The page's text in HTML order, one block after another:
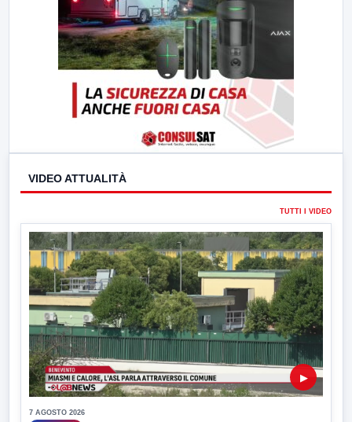
VIDEO ATTUALITÀ
TUTTI I VIDEO
▶
7 AGOSTO 2026